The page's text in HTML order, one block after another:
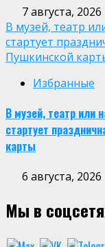
7 августа, 2026
В музей, театр
стартует
Пушкинской
Избранные
В музей, театр или
стартует
карты
6 августа, 2026
Мы в